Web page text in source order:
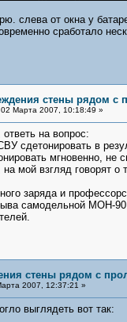
слева от окна у
сработало
стены рядом с
02 Марта 2007, 10:18:49 »
на вопрос:
сдетонировать в
мгновенно, не
на мой взгляд говорят
заряда и
самодельной МОН-
стены рядом с
2007, 12:37:21 »
выглядеть вот так: